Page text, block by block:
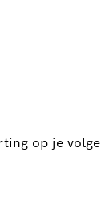
op je